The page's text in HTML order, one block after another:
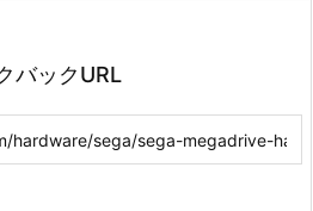
バックURL